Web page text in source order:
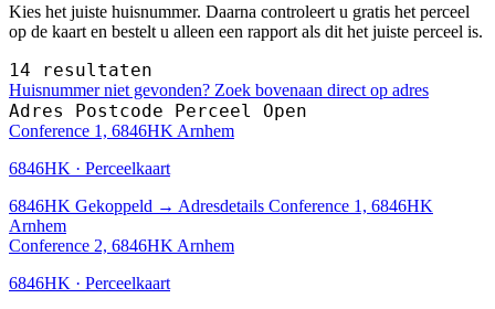
Kies het juiste huisnummer. Daarna controleert u gratis het perceel
op de kaart en bestelt u alleen een rapport als dit het juiste perceel is.
14 resultaten
Huisnummer niet gevonden? Zoek bovenaan direct op adres
Adres Postcode Perceel Open
Conference 1, 6846HK Arnhem
6846HK · Perceelkaart
6846HK Gekoppeld → Adresdetails Conference 1, 6846HK
Arnhem
Conference 2, 6846HK Arnhem
6846HK · Perceelkaart